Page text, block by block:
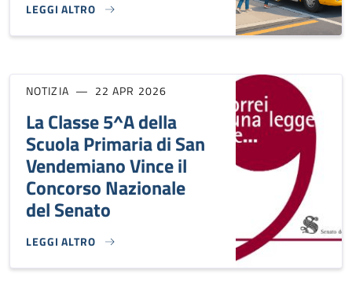
LEGGI ALTRO
TRASPORTO SCOLASTICO 2026/2027: APERTE LE
NOTIZIA 22 APR 2026
La Classe 5^A della
Scuola Primaria di San
Vendemiano Vince il
Concorso Nazionale
del Senato
LEGGI ALTRO
LA CLASSE 5^A DELLA SCUOLA PRIMARIA DI SAN